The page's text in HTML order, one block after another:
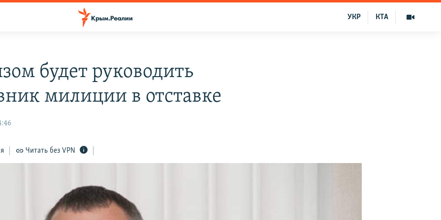
КТА
УКР
будет руководить
милиции в отставке
Читать без VPN